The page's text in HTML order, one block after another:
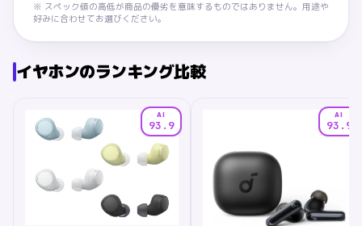
※ スペック値の高低が商品の優劣を意味するものではありません。用途や
好みに合わせてお選びください。
イヤホンのランキング比較
AI
93.9
AI
93.9